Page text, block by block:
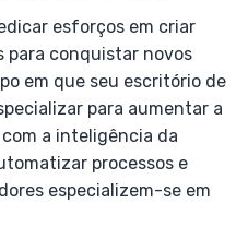
esforços em criar
para conquistar novos
em que seu escritório de
para aumentar a
a inteligência da
processos e
especializem-se em